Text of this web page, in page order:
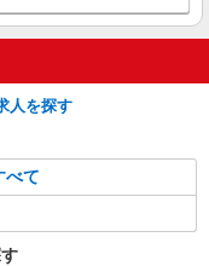
人を探す
べて